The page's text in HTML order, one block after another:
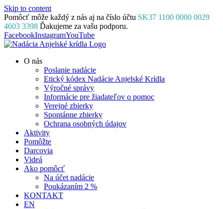
Skip to content
Pomôcť môže každý z nás aj na číslo účtu SK37 1100 0000 0029
4603 3398 Ďakujeme za vašu podporu.
FacebookInstagramYouTube
O nás
Poslanie nadácie
Etický kódex Nadácie Anjelské Krídla
Výročné správy
Informácie pre žiadateľov o pomoc
Verejné zbierky
Spontánne zbierky
Ochrana osobných údajov
Aktivity
Pomôžte
Darcovia
Videá
Ako pomôcť
Na účet nadácie
Poukázaním 2 %
KONTAKT
EN